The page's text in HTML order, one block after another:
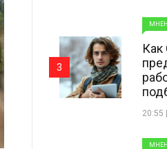
Как
20:55
3